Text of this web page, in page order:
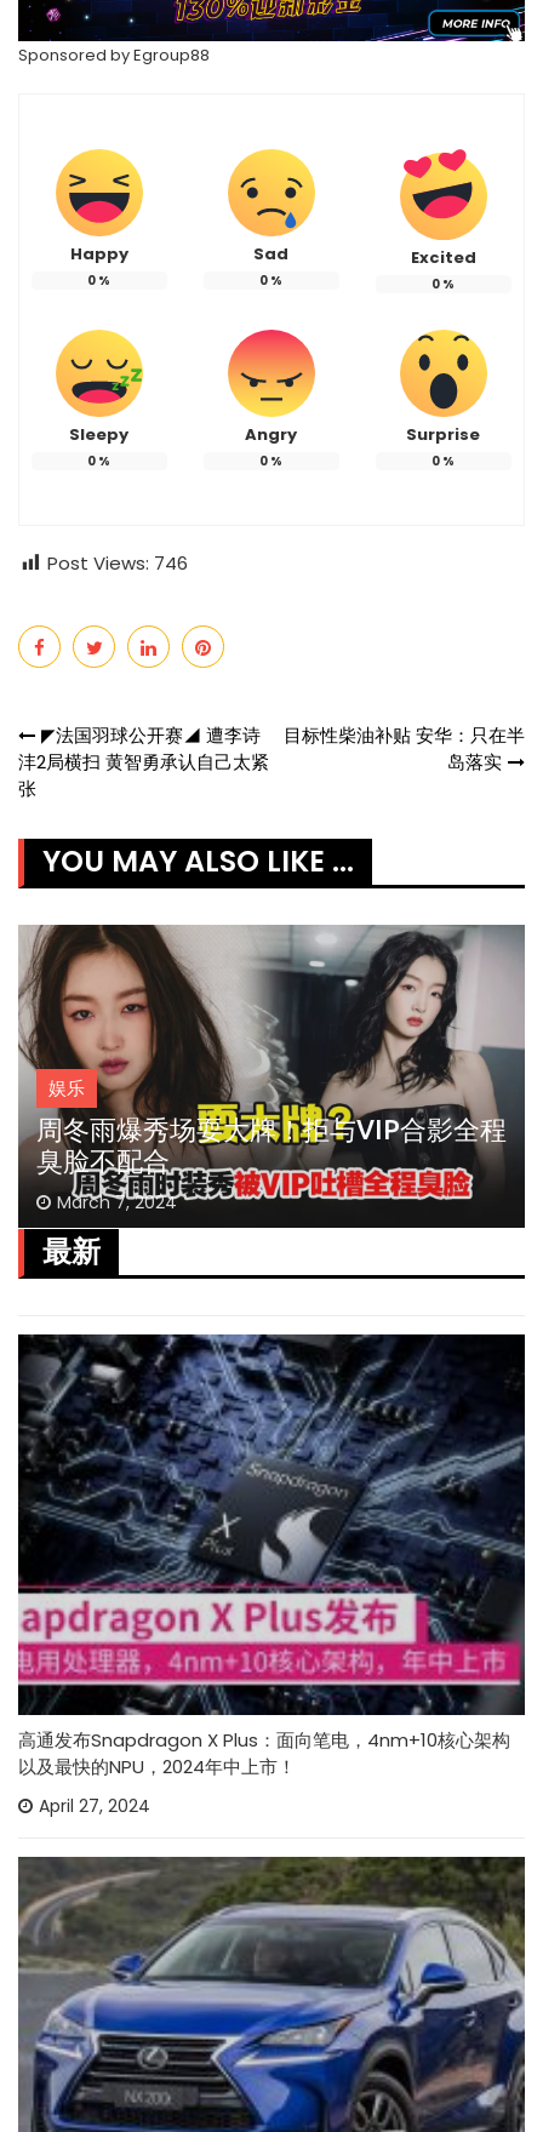
Sponsored byEgroup88
Happy
0 %
Sad
0 %
Excited
0 %
Sleepy
0 %
Angry
0 %
Surprise
0 %
Post Views: 746
Post
navigation
◤法国羽球公开赛◢ 遭李诗
沣2局横扫 黄智勇承认自己太紧
张
目标性柴油补贴 安华：只在半
岛落实
YOU MAY ALSO LIKE ...
娱乐
周冬雨爆秀场耍大牌！拒与VIP合影全程
臭脸不配合
March 7, 2024
最新
高通发布Snapdragon X Plus：面向笔电，4nm+10核心架构
以及最快的NPU，2024年中上市！
April 27, 2024